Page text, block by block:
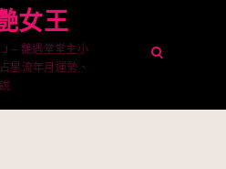
女王
J – 艷遇堂堂主小
星流年月運勢、
open